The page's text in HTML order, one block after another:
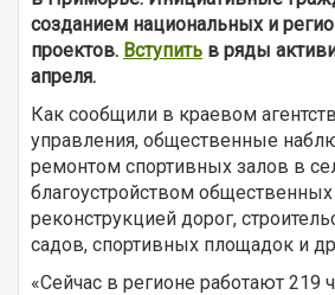
созданием национальных и
проектов. Вступить в ряды
апреля.
Как сообщили в краевом
управления, общественные
ремонтом спортивных залов в
благоустройством общественных
реконструкцией дорог,
садов, спортивных площадок и
«Сейчас в регионе работают 219